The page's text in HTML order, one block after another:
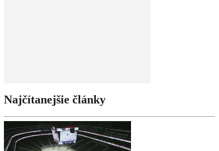
Najčítanejšie články